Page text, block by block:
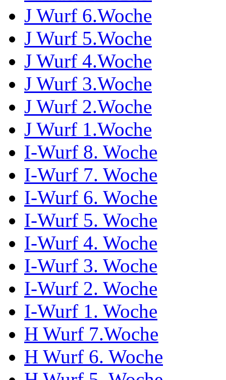
J Wurf 6.Woche
J Wurf 5.Woche
J Wurf 4.Woche
J Wurf 3.Woche
J Wurf 2.Woche
J Wurf 1.Woche
I-Wurf 8. Woche
I-Wurf 7. Woche
I-Wurf 6. Woche
I-Wurf 5. Woche
I-Wurf 4. Woche
I-Wurf 3. Woche
I-Wurf 2. Woche
I-Wurf 1. Woche
H Wurf 7.Woche
H Wurf 6. Woche